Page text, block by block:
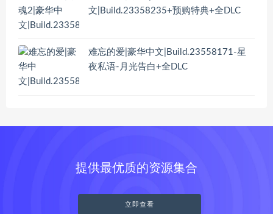
文|Build.23358235+预购特典+全DLC
难忘的爱|豪华中文|Build.23558171-星
夜私语-月光告白+全DLC
提供最优质的资源集合
立即查看